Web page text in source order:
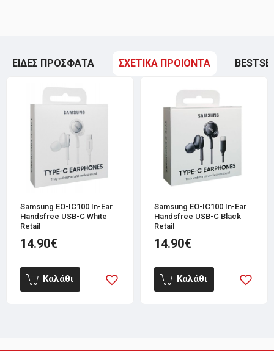
ΕΙΔΕΣ ΠΡΟΣΦΑΤΑ ΣΧΕΤΙΚΑ ΠΡΟΙΟΝΤΑ
Samsung EO-IC100 In-Ear
Handsfree USB-C White
Retail
14.90€
Καλάθι
Samsung EO-IC100 In-Ear
Handsfree USB-C Black
Retail
14.90€
Καλάθι